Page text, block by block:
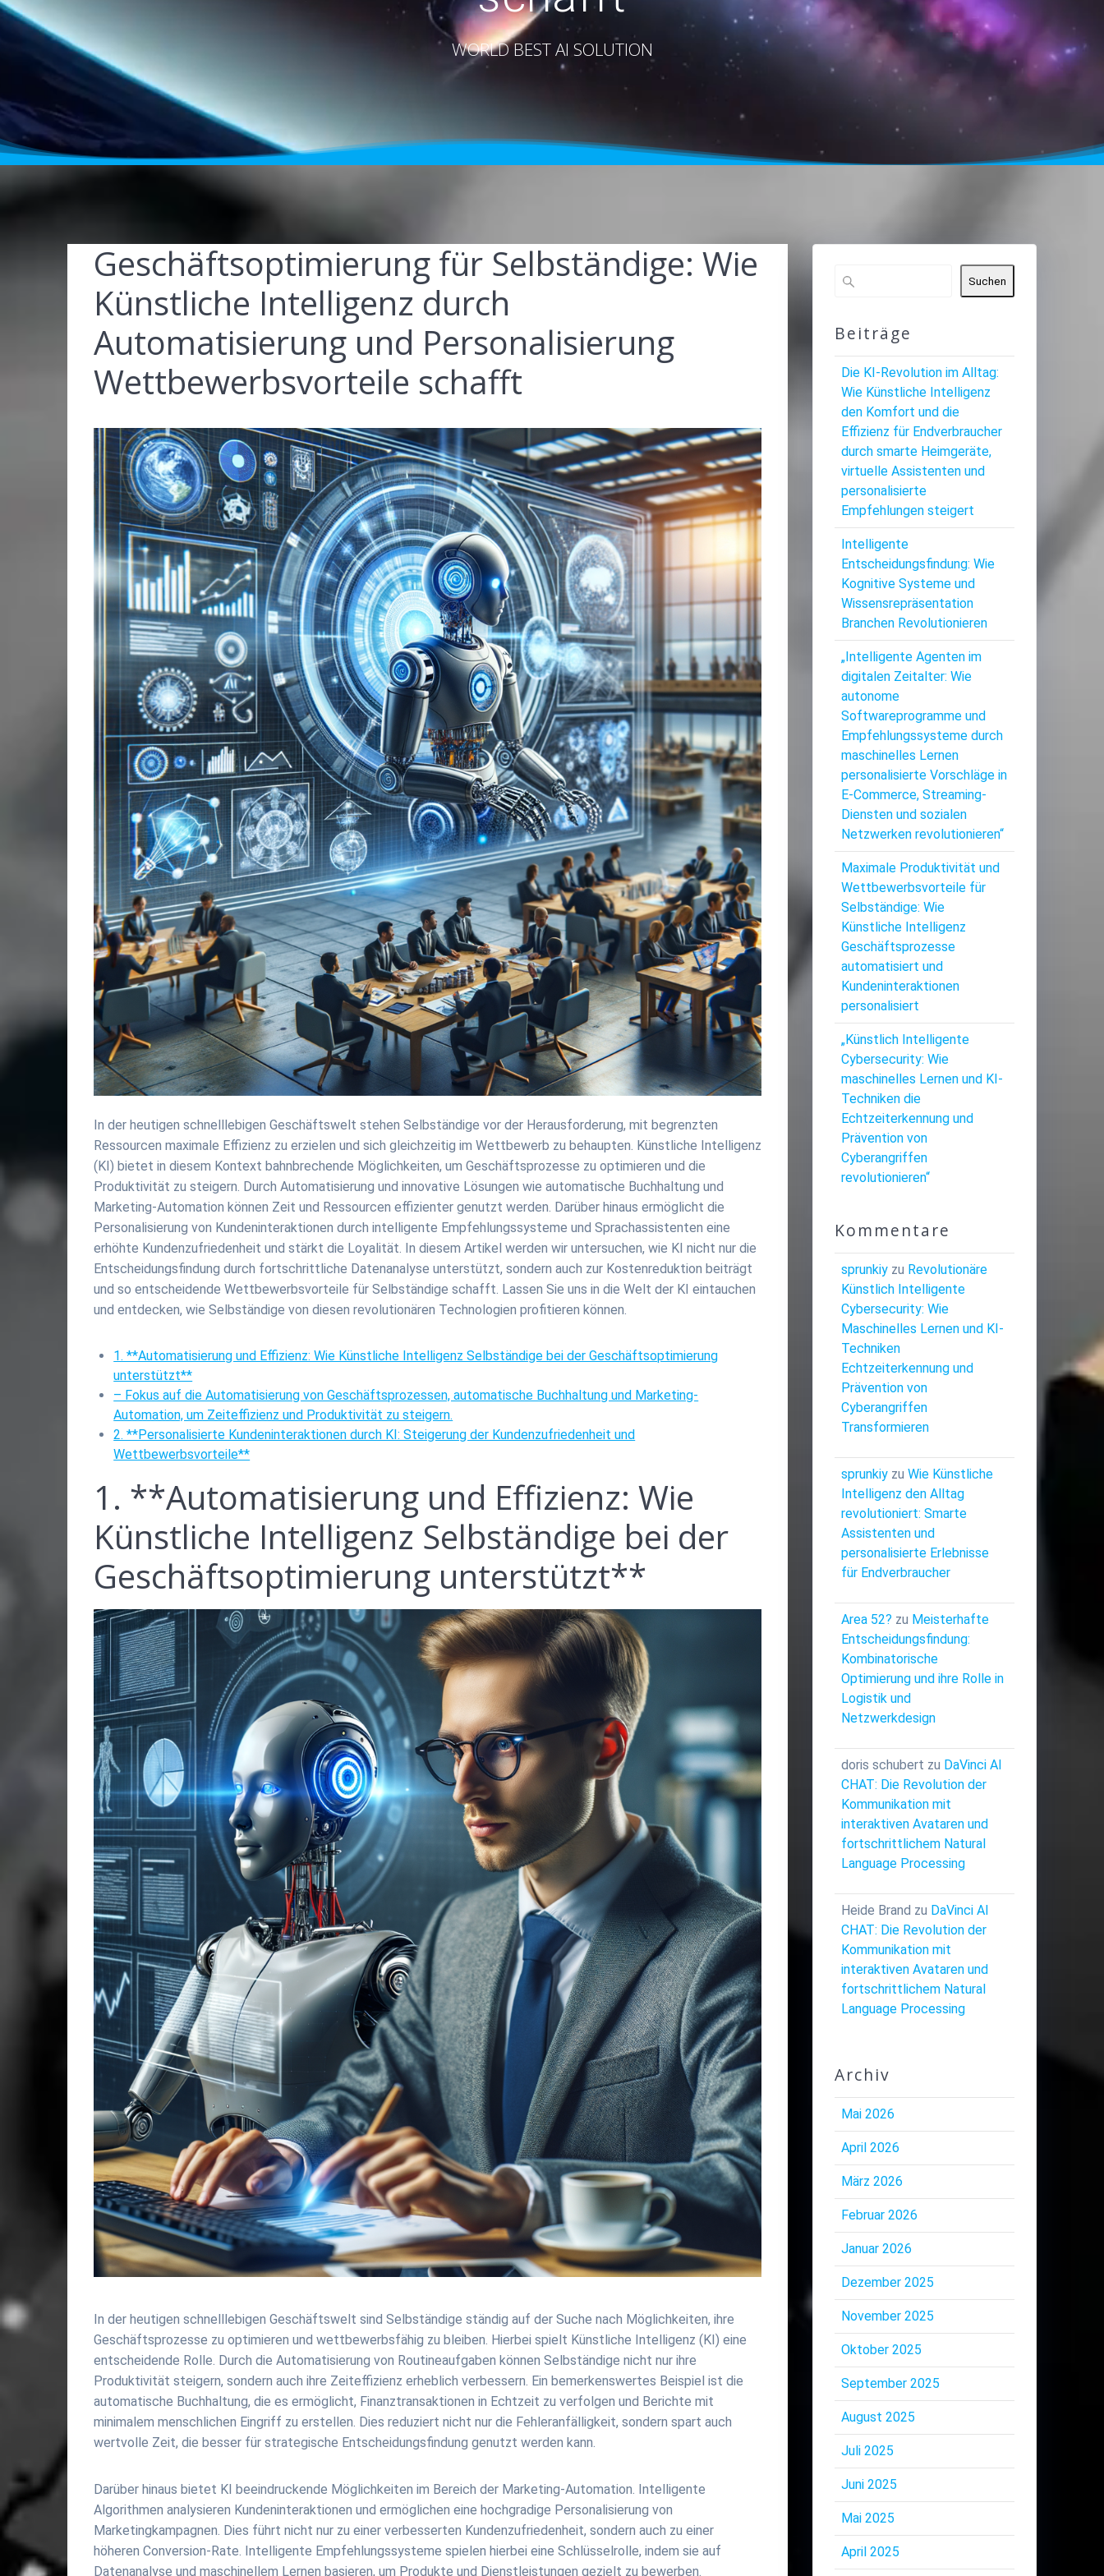
WORLD BEST AI SOLUTION
Geschäftsoptimierung für Selbständige: Wie
Künstliche Intelligenz durch
Automatisierung und Personalisierung
Wettbewerbsvorteile schafft
In der heutigen schnelllebigen Geschäftswelt stehen Selbständige vor der Herausforderung, mit begrenzten
Ressourcen maximale Effizienz zu erzielen und sich gleichzeitig im Wettbewerb zu behaupten. Künstliche Intelligenz
(KI) bietet in diesem Kontext bahnbrechende Möglichkeiten, um Geschäftsprozesse zu optimieren und die
Produktivität zu steigern. Durch Automatisierung und innovative Lösungen wie automatische Buchhaltung und
Marketing-Automation können Zeit und Ressourcen effizienter genutzt werden. Darüber hinaus ermöglicht die
Personalisierung von Kundeninteraktionen durch intelligente Empfehlungssysteme und Sprachassistenten eine
erhöhte Kundenzufriedenheit und stärkt die Loyalität. In diesem Artikel werden wir untersuchen, wie KI nicht nur die
Entscheidungsfindung durch fortschrittliche Datenanalyse unterstützt, sondern auch zur Kostenreduktion beiträgt
und so entscheidende Wettbewerbsvorteile für Selbständige schafft. Lassen Sie uns in die Welt der KI eintauchen
und entdecken, wie Selbständige von diesen revolutionären Technologien profitieren können.
1. **Automatisierung und Effizienz: Wie Künstliche Intelligenz Selbständige bei der Geschäftsoptimierung
unterstützt**
– Fokus auf die Automatisierung von Geschäftsprozessen, automatische Buchhaltung und Marketing-
Automation, um Zeiteffizienz und Produktivität zu steigern.
2. **Personalisierte Kundeninteraktionen durch KI: Steigerung der Kundenzufriedenheit und
Wettbewerbsvorteile**
1. **Automatisierung und Effizienz: Wie
Künstliche Intelligenz Selbständige bei der
Geschäftsoptimierung unterstützt**
In der heutigen schnelllebigen Geschäftswelt sind Selbständige ständig auf der Suche nach Möglichkeiten, ihre
Geschäftsprozesse zu optimieren und wettbewerbsfähig zu bleiben. Hierbei spielt Künstliche Intelligenz (KI) eine
entscheidende Rolle. Durch die Automatisierung von Routineaufgaben können Selbständige nicht nur ihre
Produktivität steigern, sondern auch ihre Zeiteffizienz erheblich verbessern. Ein bemerkenswertes Beispiel ist die
automatische Buchhaltung, die es ermöglicht, Finanztransaktionen in Echtzeit zu verfolgen und Berichte mit
minimalem menschlichen Eingriff zu erstellen. Dies reduziert nicht nur die Fehleranfälligkeit, sondern spart auch
wertvolle Zeit, die besser für strategische Entscheidungsfindung genutzt werden kann.
Darüber hinaus bietet KI beeindruckende Möglichkeiten im Bereich der Marketing-Automation. Intelligente
Algorithmen analysieren Kundeninteraktionen und ermöglichen eine hochgradige Personalisierung von
Marketingkampagnen. Dies führt nicht nur zu einer verbesserten Kundenzufriedenheit, sondern auch zu einer
höheren Conversion-Rate. Intelligente Empfehlungssysteme spielen hierbei eine Schlüsselrolle, indem sie auf
Datenanalyse und maschinellem Lernen basieren, um Produkte und Dienstleistungen gezielt zu bewerben.
Suchen
Beiträge
Die KI-Revolution im Alltag:
Wie Künstliche Intelligenz
den Komfort und die
Effizienz für Endverbraucher
durch smarte Heimgeräte,
virtuelle Assistenten und
personalisierte
Empfehlungen steigert
Intelligente
Entscheidungsfindung: Wie
Kognitive Systeme und
Wissensrepräsentation
Branchen Revolutionieren
„Intelligente Agenten im
digitalen Zeitalter: Wie
autonome
Softwareprogramme und
Empfehlungssysteme durch
maschinelles Lernen
personalisierte Vorschläge in
E-Commerce, Streaming-
Diensten und sozialen
Netzwerken revolutionieren“
Maximale Produktivität und
Wettbewerbsvorteile für
Selbständige: Wie
Künstliche Intelligenz
Geschäftsprozesse
automatisiert und
Kundeninteraktionen
personalisiert
„Künstlich Intelligente
Cybersecurity: Wie
maschinelles Lernen und KI-
Techniken die
Echtzeiterkennung und
Prävention von
Cyberangriffen
revolutionieren“
Kommentare
sprunkiyzu Revolutionäre
Künstlich Intelligente
Cybersecurity: Wie
Maschinelles Lernen und KI-
Techniken
Echtzeiterkennung und
Prävention von
Cyberangriffen
Transformieren
sprunkiyzu Wie Künstliche
Intelligenz den Alltag
revolutioniert: Smarte
Assistenten und
personalisierte Erlebnisse
für Endverbraucher
Area 52? zu Meisterhafte
Entscheidungsfindung:
Kombinatorische
Optimierung und ihre Rolle in
Logistik und
Netzwerkdesign
doris schubert zu DaVinci AI
CHAT: Die Revolution der
Kommunikation mit
interaktiven Avataren und
fortschrittlichem Natural
Language Processing
Heide Brand zu DaVinci AI
CHAT: Die Revolution der
Kommunikation mit
interaktiven Avataren und
fortschrittlichem Natural
Language Processing
Archiv
Mai 2026
April 2026
März 2026
Februar 2026
Januar 2026
Dezember 2025
November 2025
Oktober 2025
September 2025
August 2025
Juli 2025
Juni 2025
Mai 2025
April 2025